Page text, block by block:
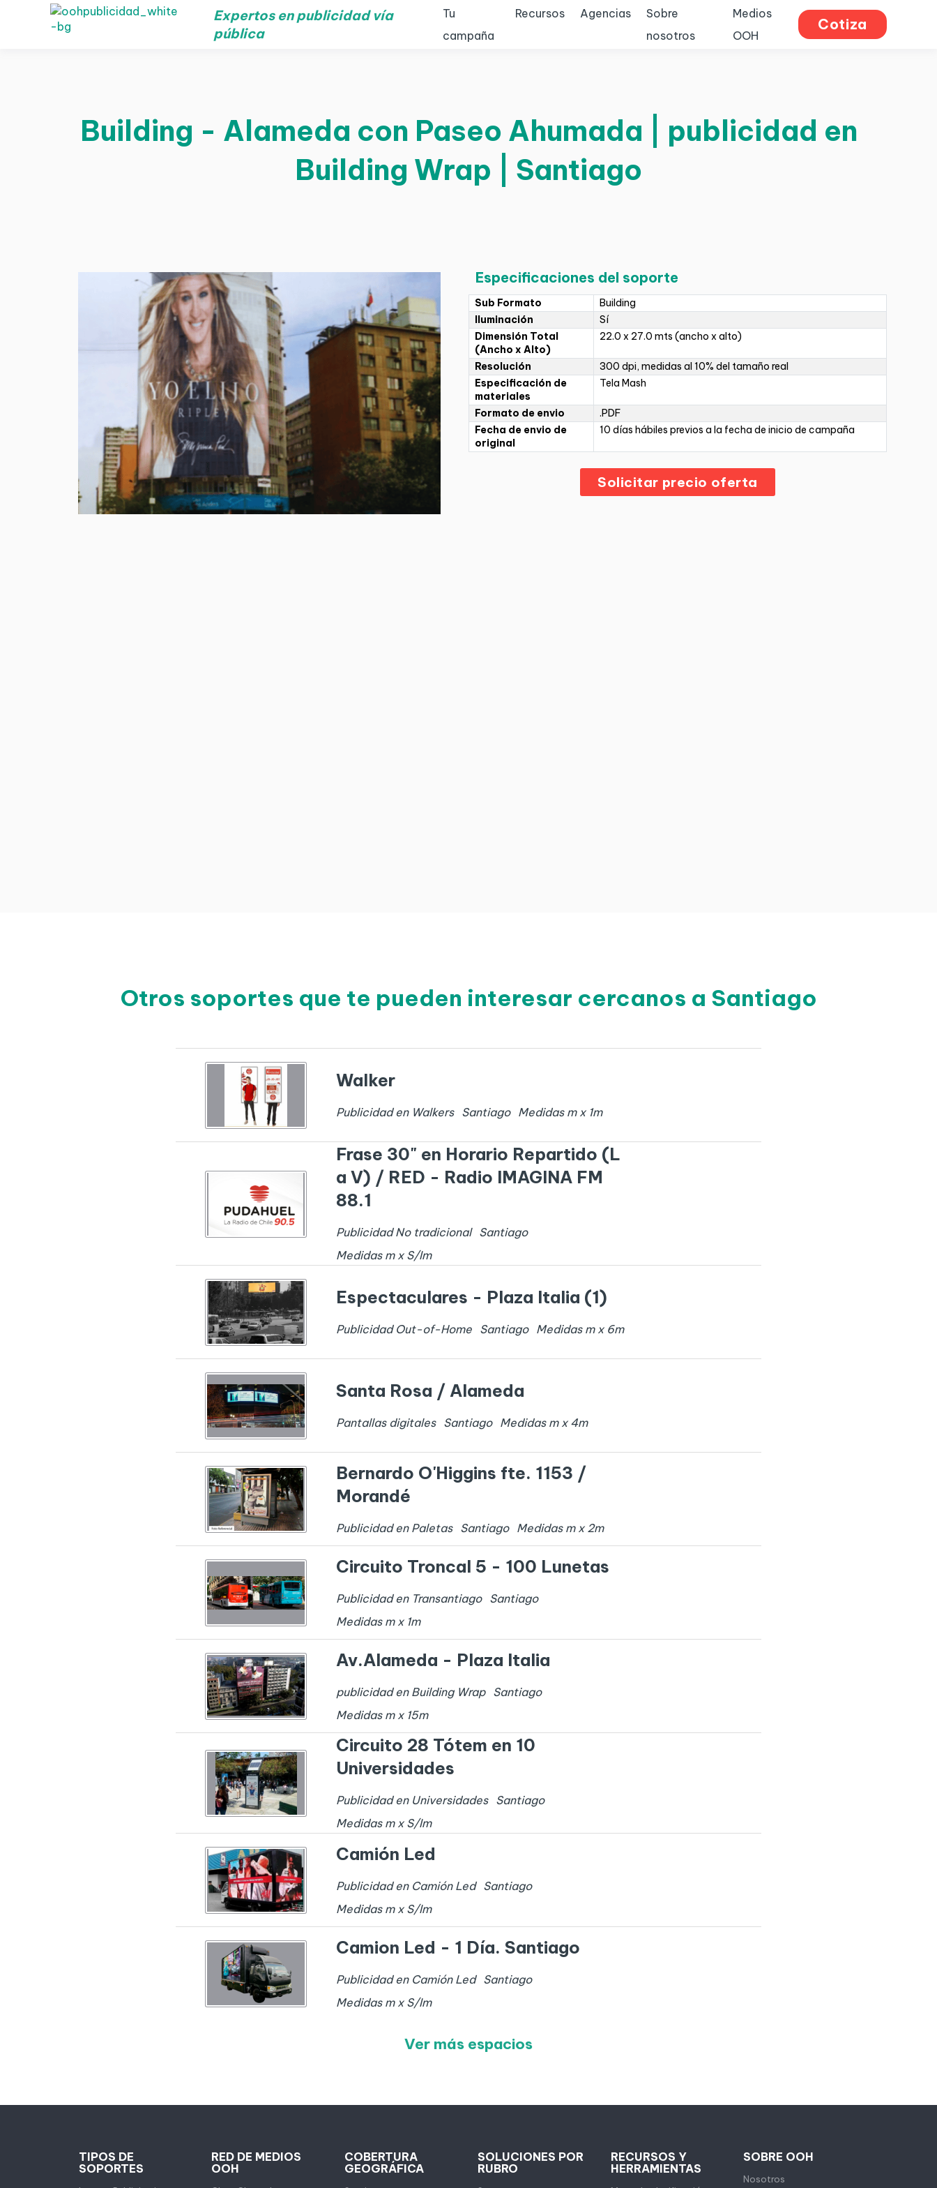
Expertos en publicidad vía
pública
Tu
campaña
Recursos Agencias
Sobre
nosotros
Medios
OOH
Cotiza
Building - Alameda con Paseo Ahumada | publicidad en
Building Wrap | Santiago
Especificaciones del soporte
Sub Formato
Building
Iluminación
Sí
Dimensión Total
(Ancho x Alto)
22.0 x 27.0 mts (ancho x alto)
Resolución
300 dpi, medidas al 10% del tamaño real
Especificación de
materiales
Tela Mash
Formato de envio
.PDF
Fecha de envio de
original
10 días hábiles previos a la fecha de inicio de campaña
Solicitar precio oferta
Otros soportes que te pueden interesar cercanos a Santiago
Walker
Publicidad en Walkers Santiago Medidas m x 1m
Frase 30" en Horario Repartido (L
a V) / RED - Radio IMAGINA FM
88.1
Publicidad No tradicional Santiago
Medidas m x S/Im
Espectaculares - Plaza Italia (1)
Publicidad Out-of-Home Santiago Medidas m x 6m
Santa Rosa / Alameda
Pantallas digitales Santiago Medidas m x 4m
Bernardo O'Higgins fte. 1153 /
Morandé
Publicidad en Paletas Santiago Medidas m x 2m
Circuito Troncal 5 - 100 Lunetas
Publicidad en Transantiago Santiago
Medidas m x 1m
Av.Alameda - Plaza Italia
publicidad en Building Wrap Santiago
Medidas m x 15m
Circuito 28 Tótem en 10
Universidades
Publicidad en Universidades Santiago
Medidas m x S/Im
Camión Led
Publicidad en Camión Led Santiago
Medidas m x S/Im
Camion Led - 1 Día. Santiago
Publicidad en Camión Led Santiago
Medidas m x S/Im
Ver más espacios
TIPOS DE
SOPORTES
RED DE MEDIOS
OOH
COBERTURA
GEOGRÁFICA
SOLUCIONES POR
RUBRO
RECURSOS Y
HERRAMIENTAS
SOBRE OOH
Nosotros